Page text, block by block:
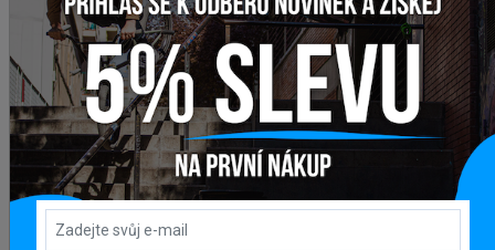
28,95 €
Zobrazit více produktů
INSTAGRAM#BMXSHOPSK